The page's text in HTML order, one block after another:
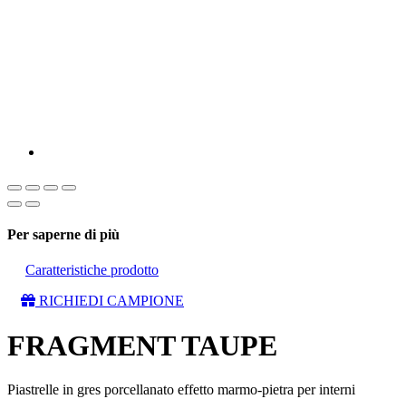
Per saperne di più
Caratteristiche prodotto
RICHIEDI CAMPIONE
FRAGMENT TAUPE
Piastrelle in gres porcellanato effetto marmo-pietra per interni